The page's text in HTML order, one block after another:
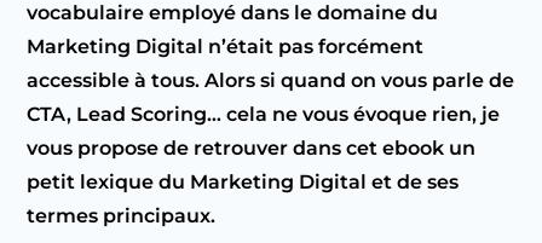
vocabulaire employé dans le domaine du
Marketing Digital n’était pas forcément
accessible à tous. Alors si quand on vous parle de
CTA, Lead Scoring… cela ne vous évoque rien, je
vous propose de retrouver dans cet ebook un
petit lexique du Marketing Digital et de ses
termes principaux.